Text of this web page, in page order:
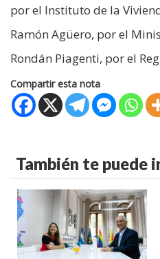
por el Instituto de la
Ramón Agüero, por el
Rondán Piagenti, por el
Compartir esta nota
También te puede